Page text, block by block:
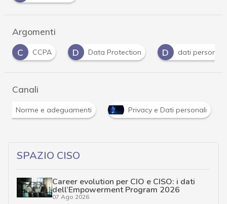
Argomenti
D
Data Protection D dati personali P
Canali
Norme e adeguamenti Privacy e Dati personali
SPAZIO CISO
Career evolution per CIO e CISO: i dati
dell’Empowerment Program 2026
07 Ago 2026